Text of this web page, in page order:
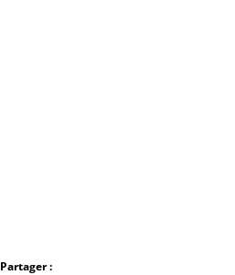
Partager :